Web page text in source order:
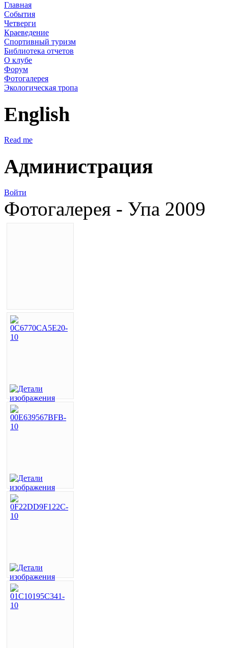
Главная
События
Четверги
Краеведение
Спортивный туризм
Библиотека отчетов
О клубе
Форум
Фотогалерея
Экологическая тропа
English
Read me
Администрация
Войти
Фотогалерея - Упа 2009